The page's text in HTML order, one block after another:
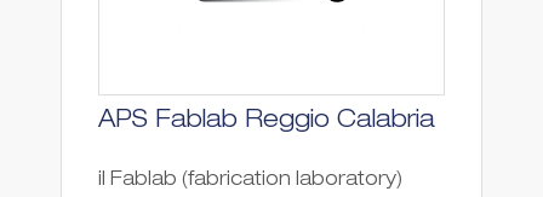
APS Fablab Reggio Calabria
il Fablab (fabrication laboratory)